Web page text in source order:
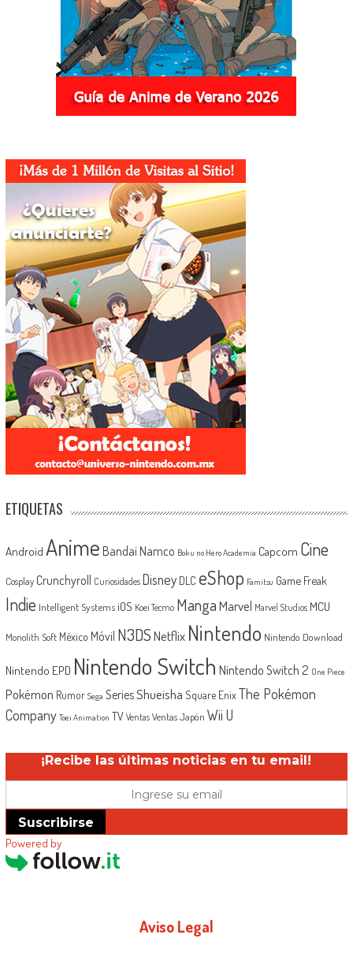
ETIQUETAS
Android Anime Bandai Namco Boku no Hero Academia Capcom Cine
Cosplay Crunchyroll Curiosidades Disney DLC eShop Famitsu Game Freak
Indie Intelligent Systems iOS Koei Tecmo MangaMarvel Marvel Studios MCU
Monolith Soft México Móvil N3DSNetflix Nintendo Nintendo Download
Nintendo EPD Nintendo Switch Nintendo Switch 2 One Piece
Pokémon Rumor Sega SeriesShueisha Square EnixThe Pokémon
Company Toei Animation TV Ventas Ventas Japón Wii U
¡Recibe las últimas noticias en tu email!
Suscribirse
Powered by
Aviso Legal